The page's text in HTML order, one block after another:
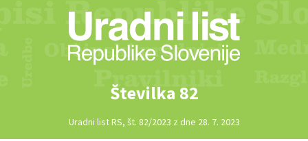
Številka 82
Uradni list RS, št. 82/2023 z dne 28. 7. 2023